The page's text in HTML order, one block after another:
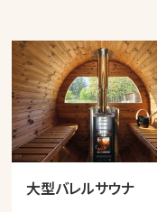
大型バレルサウナ